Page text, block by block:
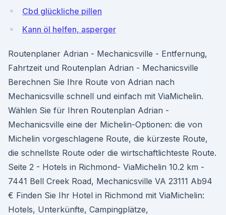
Cbd glückliche pillen
Kann öl helfen, asperger
Routenplaner Adrian - Mechanicsville - Entfernung,
Fahrtzeit und Routenplan Adrian - Mechanicsville
Berechnen Sie Ihre Route von Adrian nach
Mechanicsville schnell und einfach mit ViaMichelin.
Wählen Sie für Ihren Routenplan Adrian -
Mechanicsville eine der Michelin-Optionen: die von
Michelin vorgeschlagene Route, die kürzeste Route,
die schnellste Route oder die wirtschaftlichteste Route.
Seite 2 - Hotels in Richmond- ViaMichelin 10.2 km -
7441 Bell Creek Road, Mechanicsville VA 23111 Ab94
€ Finden Sie Ihr Hotel in Richmond mit ViaMichelin:
Hotels, Unterkünfte, Campingplätze,